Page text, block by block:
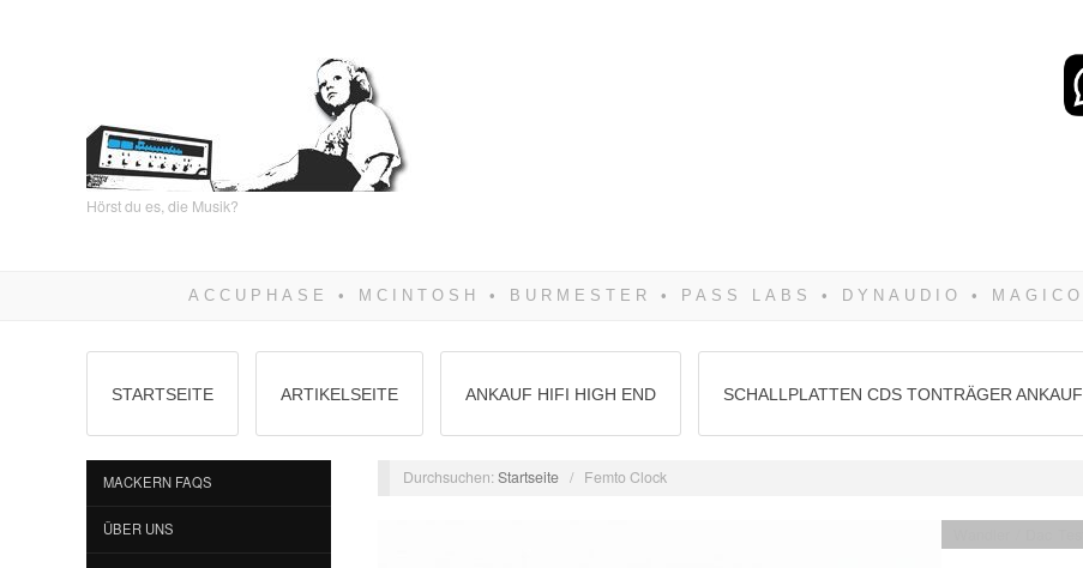
Hörst du es, die Musik?
STARTSEITE ARTIKELSEITE ANKAUF HIFI HIGH END SCHALLPLATTEN CDS TONTRÄGER ANKAUF
MACKERN FAQS
ÜBER UNS
Durchsuchen:Startseite / Femto Clock